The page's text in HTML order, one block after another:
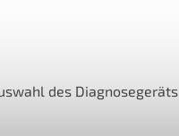
des Diagnosegeräts